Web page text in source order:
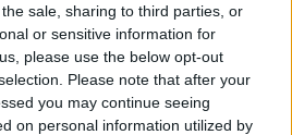
sale, sharing to third parties, or
or sensitive information for
please use the below opt-out
Please note that after your
you may continue seeing
on personal information utilized by
“Φέρτο” όσο και στους
σας εκπλήξει
2028 και ανακοινώθηκε ο